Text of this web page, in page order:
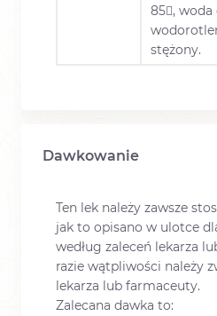
85, woda
stężony.
Dawkowanie
Ten lek należy zawsze
jak to opisano w ulotce
według zaleceń lekarza
razie wątpliwości należy
lekarza lub farmaceuty.
Zalecana dawka to: